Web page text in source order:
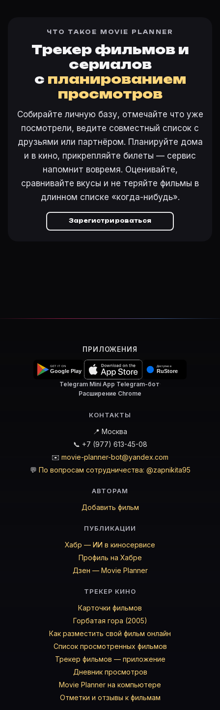
ЧТО ТАКОЕ MOVIE PLANNER
Трекер фильмов и
сериалов
с планированием
просмотров
Собирайте личную базу, отмечайте что уже
посмотрели, ведите совместный список с
друзьями или партнёром. Планируйте дома
и в кино, прикрепляйте билеты — сервис
напомнит вовремя. Оценивайте,
сравнивайте вкусы и не теряйте фильмы в
длинном списке «когда-нибудь».
Зарегистрироваться
ПРИЛОЖЕНИЯ
Telegram Mini App·Telegram-бот·
Расширение Chrome
КОНТАКТЫ
📍 Москва
📞 +7 (977) 613-45-08
✉️ movie-planner-bot@yandex.com
💬 По вопросам сотрудничества: @zapnikita95
АВТОРАМ
Добавить фильм
ПУБЛИКАЦИИ
Хабр — ИИ в киносервисе
Профиль на Хабре
Дзен — Movie Planner
ТРЕКЕР КИНО
Карточки фильмов
Горбатая гора (2005)
Как разместить свой фильм онлайн
Список просмотренных фильмов
Трекер фильмов — приложение
Дневник просмотров
Movie Planner на компьютере
Отметки и отзывы к фильмам